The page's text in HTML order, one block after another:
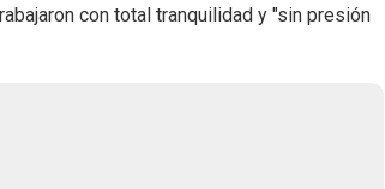
con total tranquilidad y "sin presión